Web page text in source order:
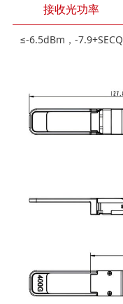
接收光功率
≤-6.5dBm，-7.9+SECQ